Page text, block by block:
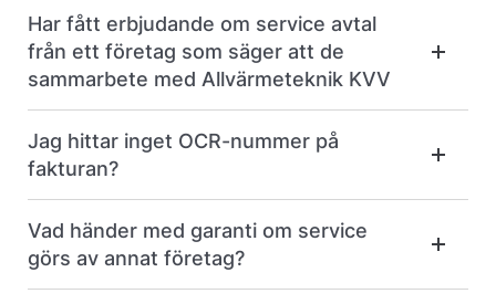
Har fått erbjudande om service avtal
från ett företag som säger att de
sammarbete med Allvärmeteknik KVV
Jag hittar inget OCR-nummer på
fakturan?
Vad händer med garanti om service
görs av annat företag?